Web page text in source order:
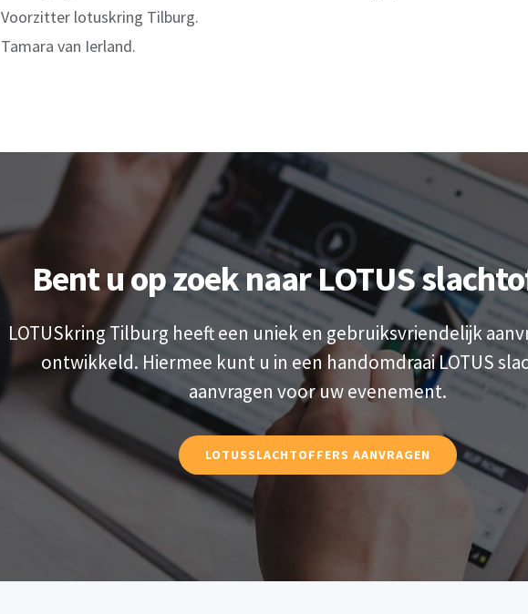
Voorzitter lotuskring Tilburg.
Tamara van Ierland.
Bent u op zoek naar LOTUS
LOTUSkring Tilburg heeft een uniek en gebruiksvriendelijk
ontwikkeld. Hiermee kunt u in een handomdraai LOTUS
aanvragen voor uw evenement.
LOTUSSLACHTOFFERS AANVRAGEN